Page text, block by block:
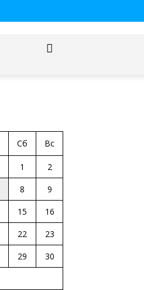
Сб Вс
1
2
8
9
15
16
22
23
29
30